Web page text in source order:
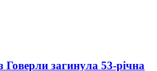
Говерли загинула 53-річна